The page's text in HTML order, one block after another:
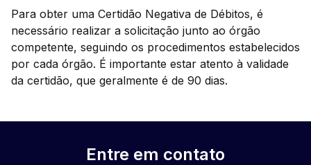
Para obter uma Certidão Negativa de Débitos, é
necessário realizar a solicitação junto ao órgão
competente, seguindo os procedimentos estabelecidos
por cada órgão. É importante estar atento à validade
da certidão, que geralmente é de 90 dias.
Entre em contato